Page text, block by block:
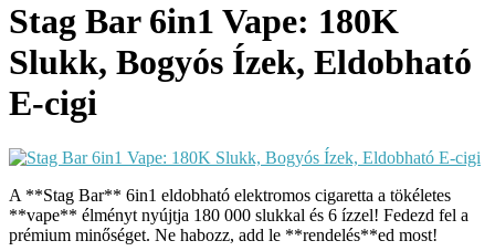
Stag Bar 6in1 Vape: 180K
Slukk, Bogyós Ízek, Eldobható
E-cigi
A **Stag Bar** 6in1 eldobható elektromos cigaretta a tökéletes
**vape** élményt nyújtja 180 000 slukkal és 6 ízzel! Fedezd fel a
prémium minőséget. Ne habozz, add le **rendelés**ed most!